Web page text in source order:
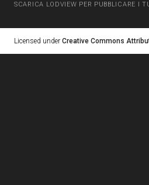
SCARICA LODVIEW PER PUBBLICARE I
Licensed under Creative Commons